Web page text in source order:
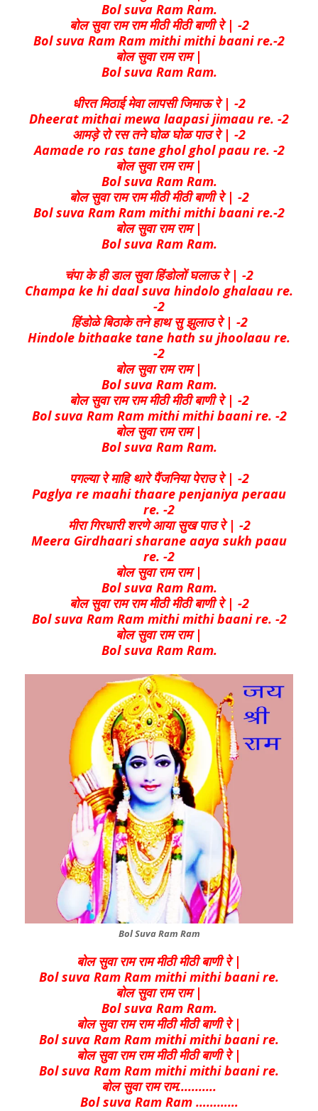
Bol suva Ram Ram.
बोल सुवा राम राम मीठी मीठी बाणी रे | -2
Bol suva Ram Ram mithi mithi baani re.-2
बोल सुवा राम राम |
Bol suva Ram Ram.
धीरत मिठाई मेवा लापसी जिमाऊ रे | -2
Dheerat mithai mewa laapasi jimaau re. -2
आमड़े रो रस तने घोळ घोळ पाउ रे | -2
Aamade ro ras tane ghol ghol paau re. -2
बोल सुवा राम राम |
Bol suva Ram Ram.
बोल सुवा राम राम मीठी मीठी बाणी रे | -2
Bol suva Ram Ram mithi mithi baani re.-2
बोल सुवा राम राम |
Bol suva Ram Ram.
चंपा के ही डाल सुवा हिंडोलों घलाऊ रे | -2
Champa ke hi daal suva hindolo ghalaau re.
-2
हिंडोळे बिठाके तने हाथ सु झुलाउ रे | -2
Hindole bithaake tane hath su jhoolaau re.
-2
बोल सुवा राम राम |
Bol suva Ram Ram.
बोल सुवा राम राम मीठी मीठी बाणी रे | -2
Bol suva Ram Ram mithi mithi baani re. -2
बोल सुवा राम राम |
Bol suva Ram Ram.
पगल्या रे माहि थारे पैंजनिया पेराउ रे | -2
Paglya re maahi thaare penjaniya peraau
re. -2
मीरा गिरधारी शरणे आया सुख पाउ रे | -2
Meera Girdhaari sharane aaya sukh paau
re. -2
बोल सुवा राम राम |
Bol suva Ram Ram.
बोल सुवा राम राम मीठी मीठी बाणी रे | -2
Bol suva Ram Ram mithi mithi baani re. -2
बोल सुवा राम राम |
Bol suva Ram Ram.
Bol Suva Ram Ram
बोल सुवा राम राम मीठी मीठी बाणी रे |
Bol suva Ram Ram mithi mithi baani re.
बोल सुवा राम राम |
Bol suva Ram Ram.
बोल सुवा राम राम मीठी मीठी बाणी रे |
Bol suva Ram Ram mithi mithi baani re.
बोल सुवा राम राम मीठी मीठी बाणी रे |
Bol suva Ram Ram mithi mithi baani re.
बोल सुवा राम राम...........
Bol suva Ram Ram …………